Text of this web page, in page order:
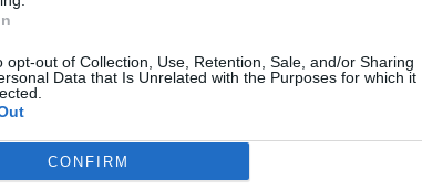
opt-out of Collection, Use, Retention, Sale, and/or Sharing
Data that Is Unrelated with the Purposes for which it
CONFIRM
Wiltord vuole giocare